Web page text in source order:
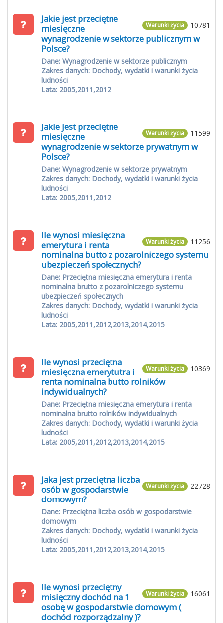
10781
Warunki życia
Jakie jest przeciętne
miesięczne
wynagrodzenie w sektorze publicznym w
Polsce?
Dane: Wynagrodzenie w sektorze publicznym
Zakres danych: Dochody, wydatki i warunki życia
ludności
Lata: 2005,2011,2012
11599
Warunki życia
Jakie jest przeciętne
miesięczne
wynagrodzenie w sektorze prywatnym w
Polsce?
Dane: Wynagrodzenie w sektorze prywatnym
Zakres danych: Dochody, wydatki i warunki życia
ludności
Lata: 2005,2011,2012
11256
Warunki życia
Ile wynosi miesięczna
emerytura i renta
nominalna butto z pozarolniczego systemu
ubezpieczeń społecznych?
Dane: Przeciętna miesięczna emerytura i renta
nominalna brutto z pozarolniczego systemu
ubezpieczeń społecznych
Zakres danych: Dochody, wydatki i warunki życia
ludności
Lata: 2005,2011,2012,2013,2014,2015
10369
Warunki życia
Ile wynosi przeciętna
miesięczna emerytutra i
renta nominalna butto rolników
indywidualnych?
Dane: Przeciętna miesięczna emerytura i renta
nominalna brutto rolników indywidualnych
Zakres danych: Dochody, wydatki i warunki życia
ludności
Lata: 2005,2011,2012,2013,2014,2015
22728
Warunki życia
Jaka jest przeciętna liczba
osób w gospodarstwie
domowym?
Dane: Przeciętna liczba osób w gospodarstwie
domowym
Zakres danych: Dochody, wydatki i warunki życia
ludności
Lata: 2005,2011,2012,2013,2014,2015
16061
Warunki życia
Ile wynosi przeciętny
misięczny dochód na 1
osobę w gospodarstwie domowym (
dochód rozporządzalny )?